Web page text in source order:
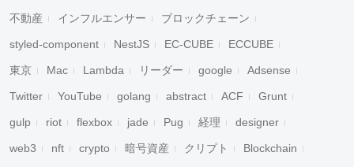
不動産 インフルエンサー ブロックチェーン
styled-component NestJS EC-CUBE ECCUBE
東京 Mac Lambda リーダー google Adsense
Twitter YouTube golang abstract ACF Grunt
gulp riot flexbox jade Pug 経理 designer
web3 nft crypto 暗号資産 クリプト Blockchain